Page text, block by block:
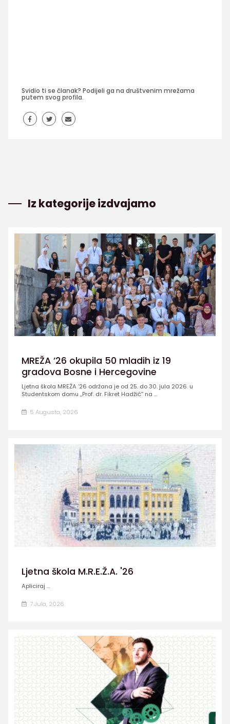
Svidio ti se članak? Podijeli ga na društvenim mrežama
putem svog profila.
Iz kategorije izdvajamo
MREŽA ’26 okupila 50 mladih iz 19
gradova Bosne i Hercegovine
Ljetna škola MREŽA ’26 održana je od 25. do 30. jula 2026. u
Studentskom domu „Prof. dr. Fikret Hadžić” na ...
5 Augusta, 2026
Ljetna škola M.R.E.Ž.A. '26
Apliciraj ...
7 Jula, 2026